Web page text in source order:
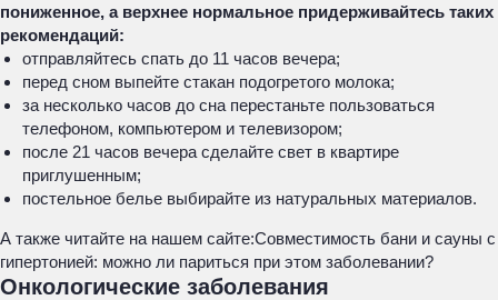
пониженное, а верхнее нормальное придерживайтесь таких
рекомендаций:
отправляйтесь спать до 11 часов вечера;
перед сном выпейте стакан подогретого молока;
за несколько часов до сна перестаньте пользоваться
телефоном, компьютером и телевизором;
после 21 часов вечера сделайте свет в квартире
приглушенным;
постельное белье выбирайте из натуральных материалов.
А также читайте на нашем сайте:Совместимость бани и сауны с
гипертонией: можно ли париться при этом заболевании?
Онкологические заболевания